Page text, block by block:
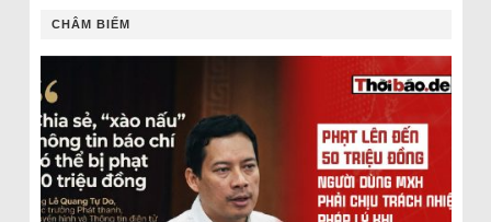
CHÂM BIẾM